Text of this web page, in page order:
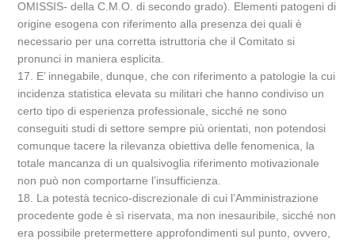
OMISSIS- della C.M.O. di secondo grado). Elementi patogeni di
origine esogena con riferimento alla presenza dei quali è
necessario per una corretta istruttoria che il Comitato si
pronunci in maniera esplicita.
17. E’ innegabile, dunque, che con riferimento a patologie la cui
incidenza statistica elevata su militari che hanno condiviso un
certo tipo di esperienza professionale, sicché ne sono
conseguiti studi di settore sempre più orientati, non potendosi
comunque tacere la rilevanza obiettiva delle fenomenica, la
totale mancanza di un qualsivoglia riferimento motivazionale
non può non comportarne l’insufficienza.
18. La potestà tecnico-discrezionale di cui l’Amministrazione
procedente gode è sì riservata, ma non inesauribile, sicché non
era possibile pretermettere approfondimenti sul punto, ovvero,